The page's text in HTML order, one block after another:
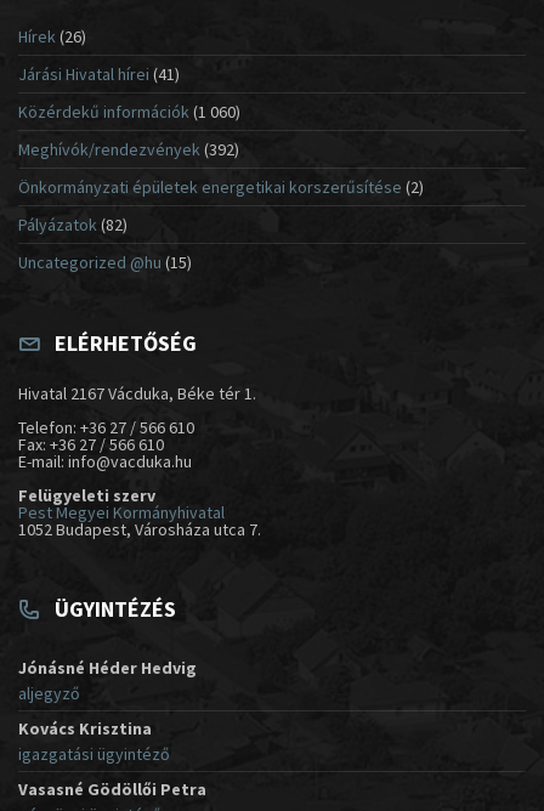
Hírek(26)
Járási Hivatal hírei (41)
Közérdekű információk(1 060)
Meghívók/rendezvények (392)
Önkormányzati épületek energetikai korszerűsítése (2)
Pályázatok (82)
Uncategorized @hu (15)
ELÉRHETŐSÉG
Hivatal 2167 Vácduka, Béke tér 1.
Telefon: +36 27 / 566 610
Fax: +36 27 / 566 610
E-mail: info@vacduka.hu
Felügyeleti szerv
Pest Megyei Kormányhivatal
1052 Budapest, Városháza utca 7.
ÜGYINTÉZÉS
Jónásné Héder Hedvig
aljegyző
Kovács Krisztina
igazgatási ügyintéző
Vasasné Gödöllői Petra